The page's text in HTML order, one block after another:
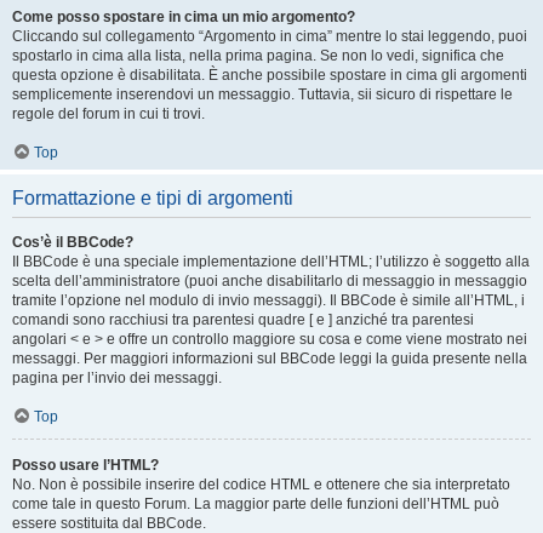
Come posso spostare in cima un mio argomento?
Cliccando sul collegamento “Argomento in cima” mentre lo stai leggendo, puoi
spostarlo in cima alla lista, nella prima pagina. Se non lo vedi, significa che
questa opzione è disabilitata. È anche possibile spostare in cima gli argomenti
semplicemente inserendovi un messaggio. Tuttavia, sii sicuro di rispettare le
regole del forum in cui ti trovi.
Top
Formattazione e tipi di argomenti
Cos’è il BBCode?
Il BBCode è una speciale implementazione dell’HTML; l’utilizzo è soggetto alla
scelta dell’amministratore (puoi anche disabilitarlo di messaggio in messaggio
tramite l’opzione nel modulo di invio messaggi). Il BBCode è simile all’HTML, i
comandi sono racchiusi tra parentesi quadre [ e ] anziché tra parentesi
angolari < e > e offre un controllo maggiore su cosa e come viene mostrato nei
messaggi. Per maggiori informazioni sul BBCode leggi la guida presente nella
pagina per l’invio dei messaggi.
Top
Posso usare l’HTML?
No. Non è possibile inserire del codice HTML e ottenere che sia interpretato
come tale in questo Forum. La maggior parte delle funzioni dell’HTML può
essere sostituita dal BBCode.